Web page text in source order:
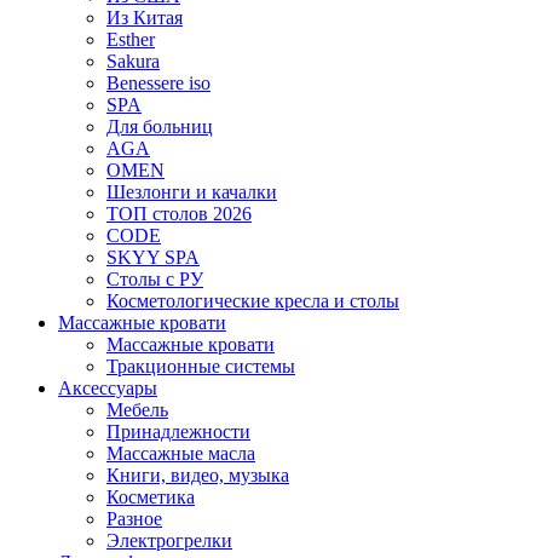
Из Китая
Esther
Sakura
Benessere iso
SPA
Для больниц
AGA
OMEN
Шезлонги и качалки
ТОП столов 2026
CODE
SKYY SPA
Столы с РУ
Косметологические кресла и столы
Массажные кровати
Массажные кровати
Тракционные системы
Аксессуары
Мебель
Принадлежности
Массажные масла
Книги, видео, музыка
Косметика
Разное
Электрогрелки